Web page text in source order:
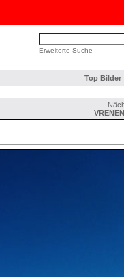
Erweiterte Suche
Top Bilder